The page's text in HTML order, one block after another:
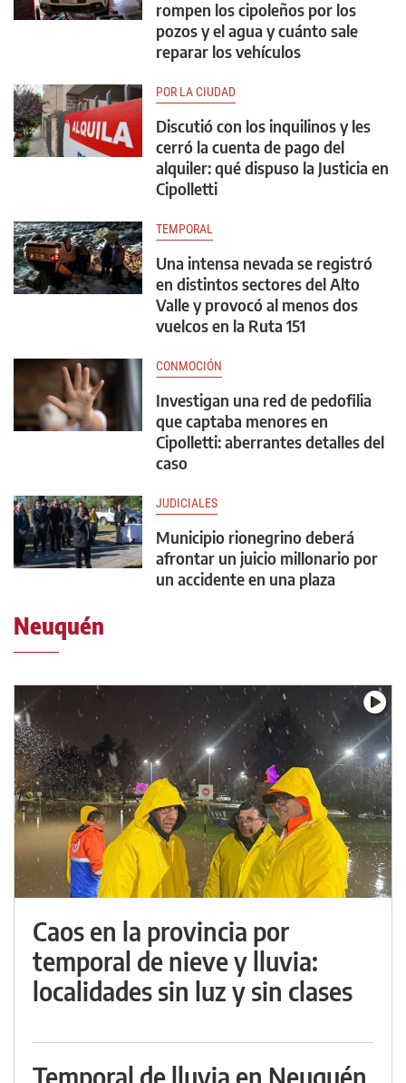
rompen los cipoleños por los
pozos y el agua y cuánto sale
reparar los vehículos
POR LA CIUDAD
Discutió con los inquilinos y les
cerró la cuenta de pago del
alquiler: qué dispuso la Justicia en
Cipolletti
TEMPORAL
Una intensa nevada se registró
en distintos sectores del Alto
Valle y provocó al menos dos
vuelcos en la Ruta 151
CONMOCIÓN
Investigan una red de pedofilia
que captaba menores en
Cipolletti: aberrantes detalles del
caso
JUDICIALES
Municipio rionegrino deberá
afrontar un juicio millonario por
un accidente en una plaza
Neuquén
Caos en la provincia por
temporal de nieve y lluvia:
localidades sin luz y sin clases
Temporal de lluvia en Neuquén